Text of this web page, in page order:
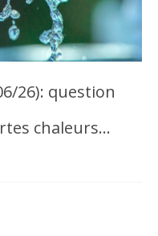
26): question
chaleurs…